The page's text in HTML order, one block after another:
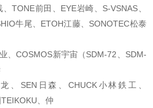
、TONE前田、EYE岩崎、S-VSNAS、
牛尾、ETOH江藤、SONOTEC松泰
、COSMOS新宇宙（SDM-72、SDM-
、SEN日森、CHUCK小林鉄工、
、仲